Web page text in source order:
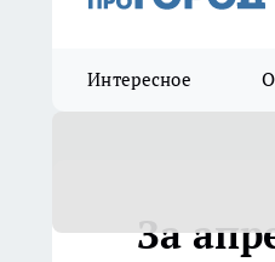
Интересное
За